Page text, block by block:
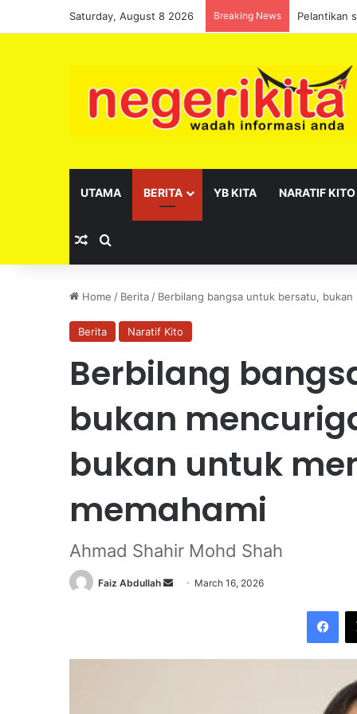
Saturday, August 8 2026 Breaking News Pelantikan
UTAMA BERITA YB KITA NARATIF KITO
Random Article
Home / Berita / Berbilang bangsa untuk bersatu,
Berita Naratif Kito
Berbilang
bukan
bukan untuk
memahami
Ahmad Shahir Mohd Shah
Faiz Abdullah
a
March 16, 2026